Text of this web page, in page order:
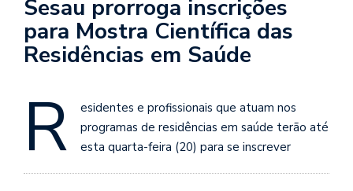
Sesau prorroga inscrições
para Mostra Científica das
Residências em Saúde
R
esidentes e profissionais que atuam nos
programas de residências em saúde terão até
esta quarta-feira (20) para se inscrever